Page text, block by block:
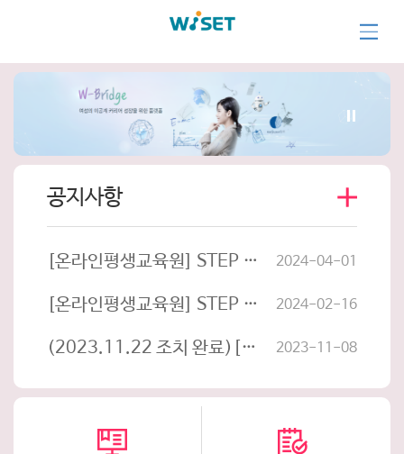
공지사항
더
[온라인평생교육원] STEP 학습관리시스템(LMS) 시스템 오픈 일정 안내 2024-04-01
[온라인평생교육원] STEP 홈페이지 리뉴얼 안내 2024-02-16
(2023.11.22 조치 완료)[시스템 공지] 모바일 앱(STEP) 관련 안내 2023-11-08